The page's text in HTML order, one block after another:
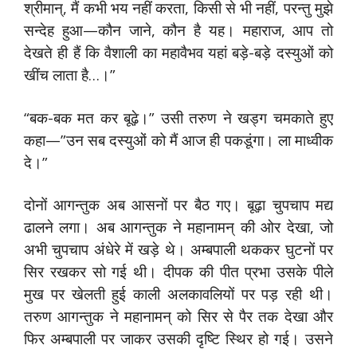
श्रीमान्, मैं कभी भय नहीं करता, किसी से भी नहीं, परन्तु मुझे
सन्देह हुआ—कौन जाने, कौन है यह। महाराज, आप तो
देखते ही हैं कि वैशाली का महावैभव यहां बड़े-बड़े दस्युओं को
खींच लाता है…।”
“बक-बक मत कर बूढ़े।” उसी तरुण ने खड्ग चमकाते हुए
कहा—”उन सब दस्युओं को मैं आज ही पकडूंगा। ला माध्वीक
दे।”
दोनों आगन्तुक अब आसनों पर बैठ गए। बूढ़ा चुपचाप मद्य
ढालने लगा। अब आगन्तुक ने महानामन् की ओर देखा, जो
अभी चुपचाप अंधेरे में खड़े थे। अम्बपाली थककर घुटनों पर
सिर रखकर सो गई थी। दीपक की पीत प्रभा उसके पीले
मुख पर खेलती हुई काली अलकावलियों पर पड़ रही थी।
तरुण आगन्तुक ने महानामन् को सिर से पैर तक देखा और
फिर अम्बपाली पर जाकर उसकी दृष्टि स्थिर हो गई। उसने